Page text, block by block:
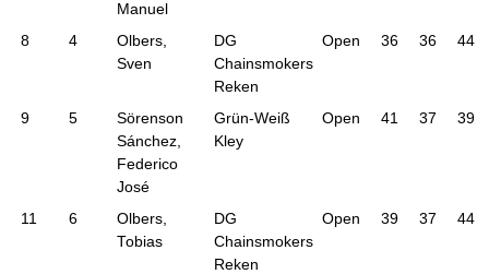
Manuel
8 4
Olbers,
Sven
DG
Chainsmokers
Reken
Open 36 36 44
9 5
Sörenson
Sánchez,
Federico
José
Grün-Weiß
Kley
Open 41 37 39
11 6
Olbers,
Tobias
DG
Chainsmokers
Reken
Open 39 37 44